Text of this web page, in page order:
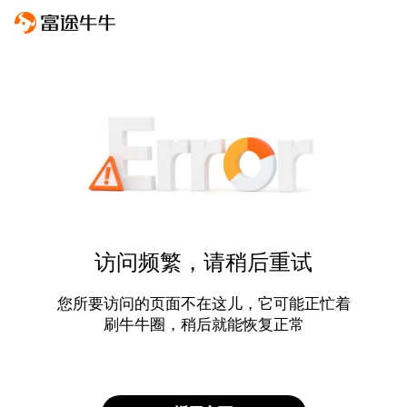
访问频繁，请稍后重试
您所要访问的页面不在这儿，它可能正忙着
刷牛牛圈，稍后就能恢复正常